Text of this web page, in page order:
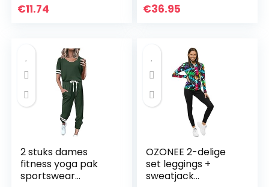
gym, leggings,
€11.74
joggingpak
€36.95
2 stuks dames
fitness yoga pak
sportswear
OZONEE 2-delige
set leggings +
sweatjack